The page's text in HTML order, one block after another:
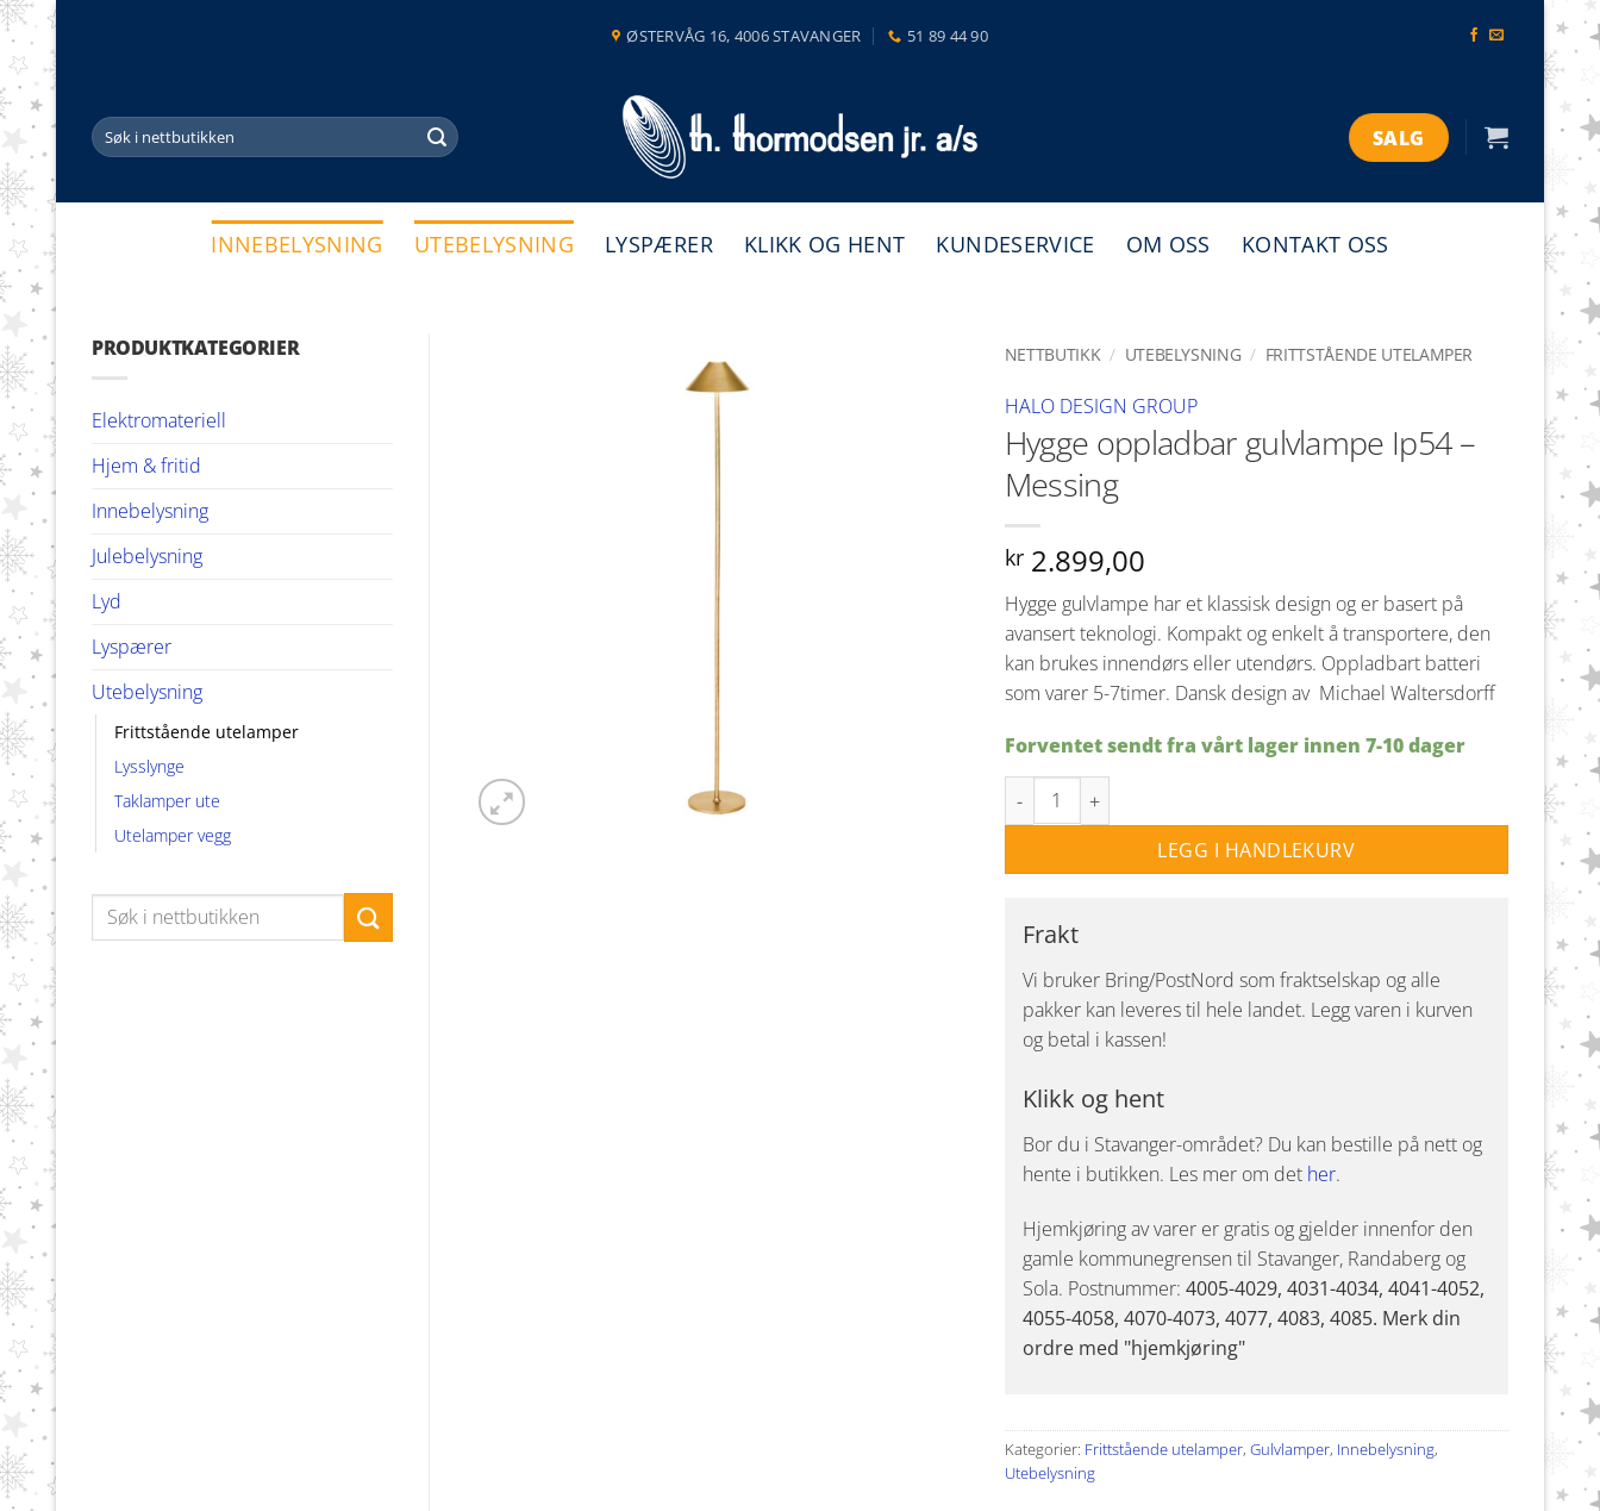
Skip
content
ØSTERVÅG 16, 4006 STAVANGER 51 89 44 90
Søk
etter:
SALG
INNEBELYSNING UTEBELYSNING LYSPÆRER KLIKK OG HENT KUNDESERVICE OM OSS KONTAKT OSS
PRODUKTKATEGORIER
Elektromateriell
Hjem & fritid
Innebelysning
Julebelysning
Lyd
Lyspærer
Utebelysning
Frittstående utelamper
Lysslynge
Taklamper ute
Utelamper vegg
Søk
NETTBUTIKK / UTEBELYSNING / FRITTSTÅENDE UTELAMPER
HALO DESIGN GROUP
Hygge oppladbar gulvlampe Ip54 –
Messing
kr2.899,00
Hygge gulvlampe har et klassisk design og er basert på
avansert teknologi. Kompakt og enkelt å transportere, den
kan brukes innendørs eller utendørs. Oppladbart batteri
som varer 5-7timer. Dansk design av Michael Waltersdorff
Forventet sendt fra vårt lager innen 7-10 dager
Hygge oppladbar gulvlampe Ip54 - Messing antall
LEGG I HANDLEKURV
Frakt
Vi bruker Bring/PostNord som fraktselskap og alle
pakker kan leveres til hele landet. Legg varen i kurven
og betal i kassen!
Klikk og hent
Bor du i Stavanger-området? Du kan bestille på nett og
hente i butikken. Les mer om det her.
Hjemkjøring av varer er gratis og gjelder innenfor den
gamle kommunegrensen til Stavanger, Randaberg og
Sola. Postnummer: 4005-4029, 4031-4034, 4041-4052,
4055-4058, 4070-4073, 4077, 4083, 4085. Merk din
ordre med "hjemkjøring"
Kategorier: Frittstående utelamper, Gulvlamper, Innebelysning,
Utebelysning